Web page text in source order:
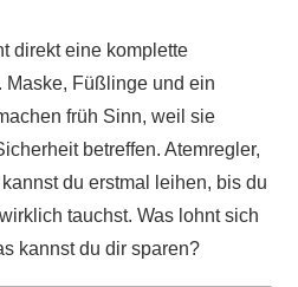
direkt eine komplette
Maske, Füßlinge und ein
früh Sinn, weil sie
betreffen. Atemregler,
du erstmal leihen, bis du
tauchst. Was lohnt sich
kannst du dir sparen?